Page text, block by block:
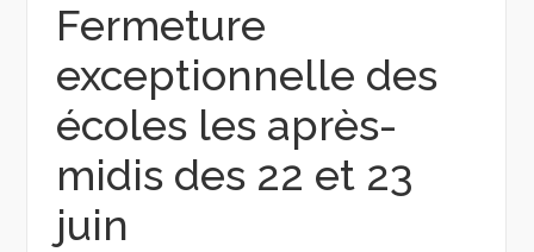
Fermeture
exceptionnelle des
écoles les après-
midis des 22 et 23
juin